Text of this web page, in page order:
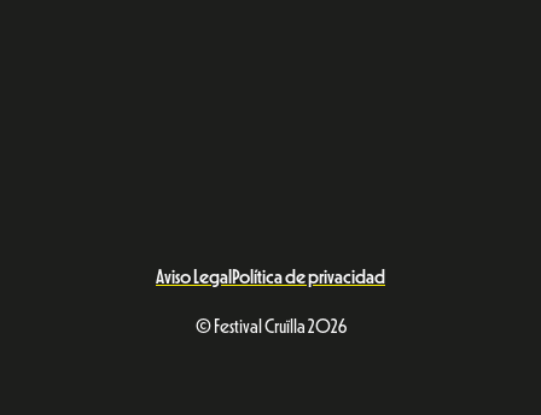
Aviso Legal Política de privacidad
© Festival Cruïlla 2026